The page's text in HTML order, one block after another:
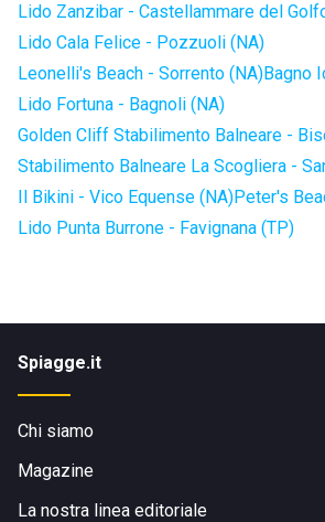
Lido Zanzibar - Castellammare del
Lido Cala Felice - Pozzuoli (NA)
Leonelli's Beach - Sorrento (NA)Bagno
Lido Fortuna - Bagnoli (NA)
Golden Cliff Stabilimento Balneare -
Stabilimento Balneare La Scogliera -
Il Bikini - Vico Equense (NA)Peter's
Lido Punta Burrone - Favignana (TP)
Spiagge.it
Chi siamo
Magazine
La nostra linea editoriale